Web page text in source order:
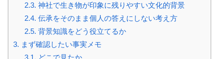
2.3. 神社で生き物が印象に残りやすい文化的背景
2.4. 伝承をそのまま個人の答えにしない考え方
2.5. 背景知識をどう役立てるか
3. まず確認したい事実メモ
3.1. どこで見たか